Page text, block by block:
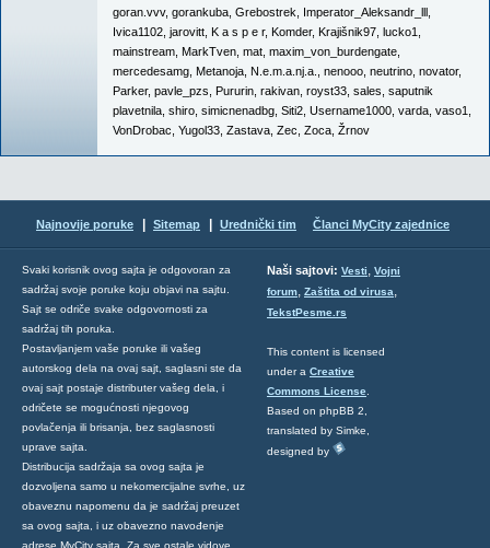
goran.vvv, gorankuba Grebostrek Imperator_Aleksandr_lll
Ivica1102 jarovitt K a s p e r, Komder, Krajišnik97 lucko1
mainstream MarkTven mat maxim_von_burdengate
mercedesamg Metanoja N.e.m.a.nj.a. nenooo neutrino novator,
Parker, pavle_pzs Pururin rakivan royst33 sales saputnik
plavetnila shiro simicnenadbg Siti2 Username1000 varda vaso1
VonDrobac Yugol33 Zastava Zec Zoca Žrnov
Najnovije poruke Sitemap Urednički tim Članci MyCity zajednice
Svaki korisnik ovog sajta je odgovoran za
sadržaj svoje poruke koju objavi na sajtu.
Sajt se odriče svake odgovornosti za
sadržaj tih poruka.
Postavljanjem vaše poruke ili vašeg
autorskog dela na ovaj sajt, saglasni ste da
ovaj sajt postaje distributer vašeg dela, i
odričete se mogućnosti njegovog
povlačenja ili brisanja, bez saglasnosti
uprave sajta.
Distribucija sadržaja sa ovog sajta je
dozvoljena samo u nekomercijalne svrhe, uz
obaveznu napomenu da je sadržaj preuzet
sa ovog sajta, i uz obavezno navođenje
adrese MyCity sajta. Za sve ostale vidove
Naši sajtovi: Vesti, Vojni
forum, Zaštita od virusa,
TekstPesme.rs
This content is licensed
under a Creative
Commons License
Based on phpBB 2,
translated by Simke,
designed by